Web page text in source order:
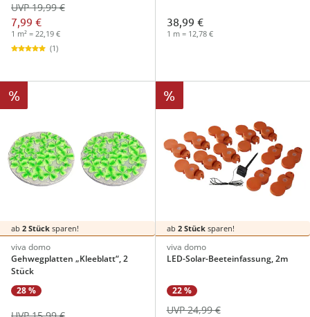
7,99 €
UVP 19,99 €
1 m² = 22,19 €
(1)
38,99 €
1 m = 12,78 €
%
ab 2 Stück sparen!
viva domo
Gehwegplatten „Kleeblatt“, 2
Stück
28 %
%
ab 2 Stücksparen!
viva domo
LED-Solar-Beeteinfassung, 2m
22 %
UVP 24,99 €